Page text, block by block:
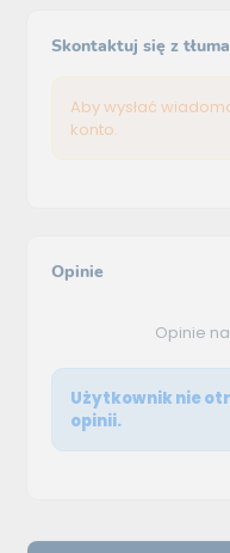
Skontaktuj się z
Aby wysłać
konto.
Opinie
Opinie
Użytkownik nie
opinii.